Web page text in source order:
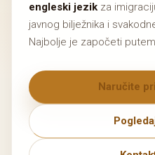
engleski jezik za
javnog bilježnika i
Najbolje je započeti putem
Naručite